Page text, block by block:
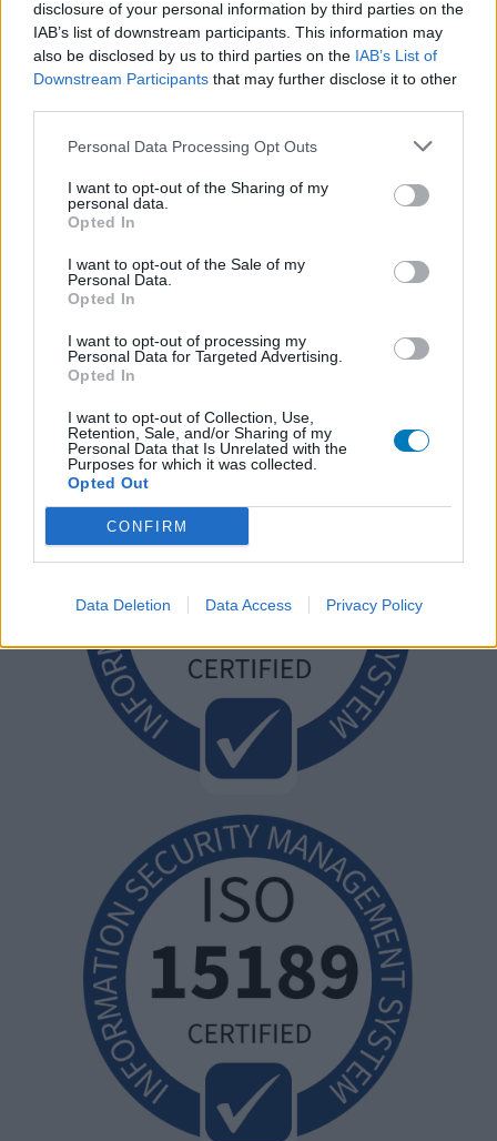
disclosure of your personal information by third parties on the
IAB’s list of downstream participants. This information may
also be disclosed by us to third parties on the IAB’s List of
Downstream Participants that may further disclose it to other
Personal Data Processing Opt Outs
I want to opt-out of the Sharing of my
personal data.
Opted In
I want to opt-out of the Sale of my
Personal Data.
Opted In
I want to opt-out of processing my
Personal Data for Targeted Advertising.
Opted In
I want to opt-out of Collection, Use,
Retention, Sale, and/or Sharing of my
Personal Data that Is Unrelated with the
Purposes for which it was collected.
Opted Out
CONFIRM
Data Deletion Data Access Privacy Policy